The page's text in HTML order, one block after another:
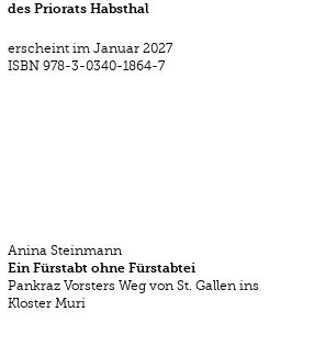
des Priorats Habsthal
erscheint im Januar 2027
ISBN 978-3-0340-1864-7
Anina Steinmann
Ein Fürstabt ohne Fürstabtei
Pankraz Vorsters Weg von St. Gallen ins
Kloster Muri